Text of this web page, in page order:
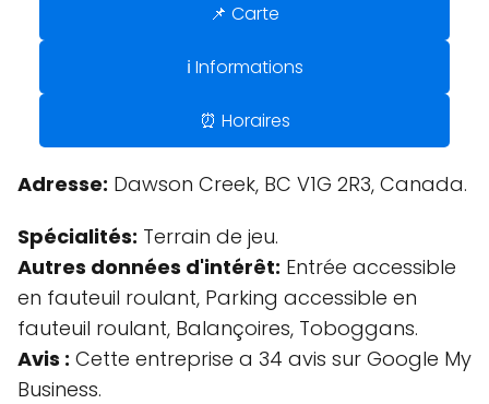
📌 Carte
ℹ️ Informations
⏰ Horaires
Adresse: Dawson Creek, BC V1G 2R3, Canada.
Spécialités: Terrain de jeu.
Autres données d'intérêt: Entrée accessible
en fauteuil roulant, Parking accessible en
fauteuil roulant, Balançoires, Toboggans.
Avis : Cette entreprise a 34 avis sur Google My
Business.